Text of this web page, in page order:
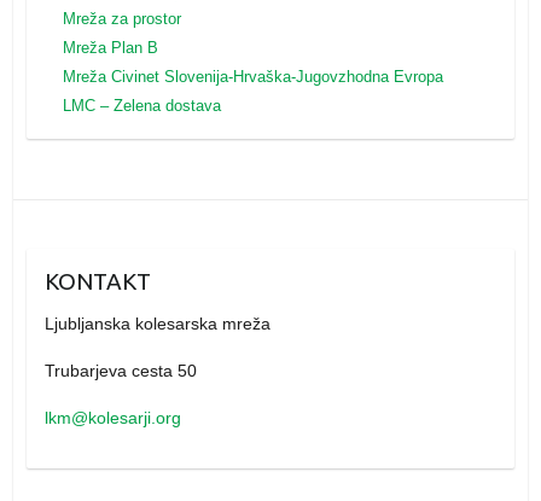
Mreža za prostor
Mreža Plan B
MrežaCivinet Slovenija-Hrvaška-Jugovzhodna Evropa
LMC – Zelena dostava
KONTAKT
Ljubljanska kolesarska mreža
Trubarjeva cesta 50
lkm@kolesarji.org